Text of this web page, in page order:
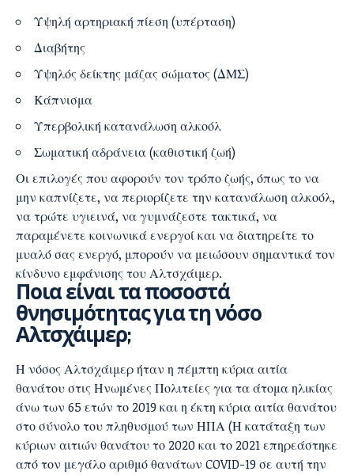
Υψηλή αρτηριακή πίεση (υπέρταση)
Διαβήτης
Υψηλός δείκτης μάζας σώματος (ΔΜΣ)
Κάπνισμα
Υπερβολική κατανάλωση αλκοόλ
Σωματική αδράνεια (καθιστική ζωή)
Οι επιλογές που αφορούν τον τρόπο ζωής, όπως το να
μην καπνίζετε, να περιορίζετε την κατανάλωση αλκοόλ,
να τρώτε υγιεινά, να γυμνάζεστε τακτικά, να
παραμένετε κοινωνικά ενεργοί και να διατηρείτε το
μυαλό σας ενεργό, μπορούν να μειώσουν σημαντικά τον
κίνδυνο εμφάνισης του Αλτσχάιμερ.
Ποια είναι τα ποσοστά
θνησιμότητας για τη νόσο
Αλτσχάιμερ;
Η νόσος Αλτσχάιμερ ήταν η πέμπτη κύρια αιτία
θανάτου στις Ηνωμένες Πολιτείες για τα άτομα ηλικίας
άνω των 65 ετών το 2019 και η έκτη κύρια αιτία θανάτου
στο σύνολο του πληθυσμού των ΗΠΑ (Η κατάταξη των
κύριων αιτιών θανάτου το 2020 και το 2021 επηρεάστηκε
από τον μεγάλο αριθμό θανάτων COVID-19 σε αυτή την